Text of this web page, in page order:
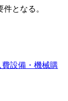
となる。
費設備・機械購